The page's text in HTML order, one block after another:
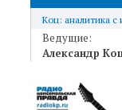
Коц: аналитика
Ведущие:
Александр